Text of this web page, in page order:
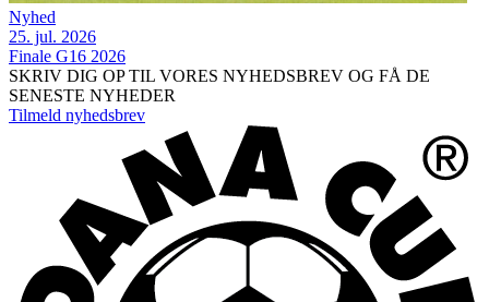
Nyhed
25. jul. 2026
Finale G16 2026
SKRIV DIG OP TIL VORES NYHEDSBREV OG FÅ DE
SENESTE NYHEDER
Tilmeld nyhedsbrev